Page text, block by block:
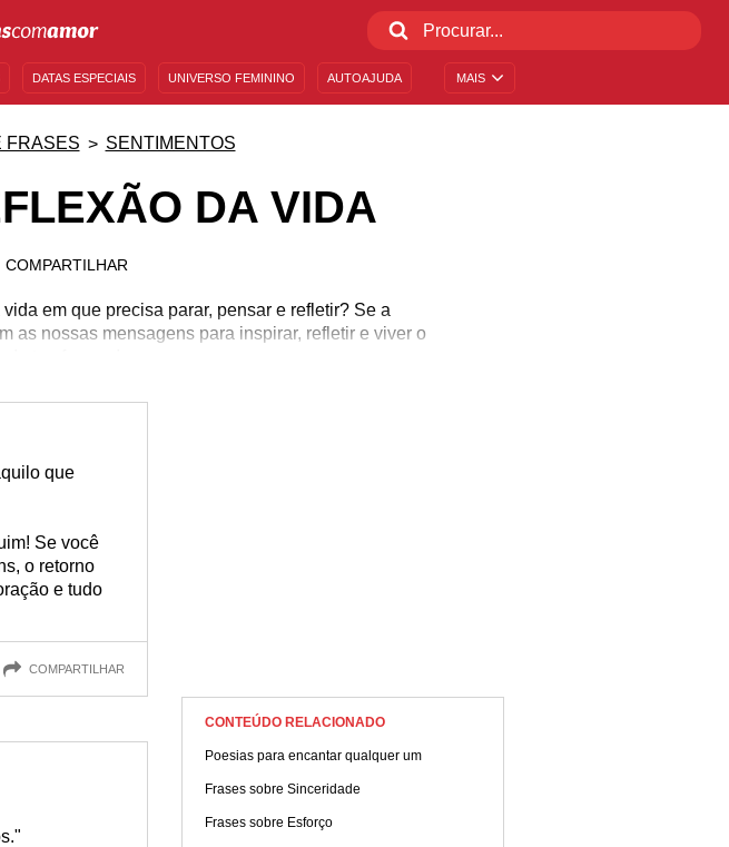
MAIS
DATAS ESPECIAIS UNIVERSO FEMININO AUTOAJUDA
FRASES SENTIMENTOS
DA VIDA
COMPARTILHAR
em que precisa parar, pensar e refletir? Se a
as nossas mensagens para inspirar, refletir e viver o
te oferecer!
que
Se você
o retorno
e tudo
COMPARTILHAR
CONTEÚDO RELACIONADO
Poesias para encantar qualquer um
Frases sobre Sinceridade
Frases sobre Esforço